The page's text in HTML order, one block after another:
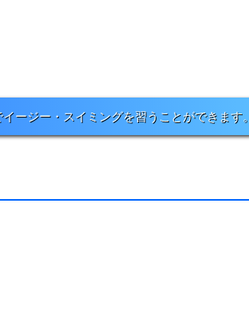
ージー・スイミングを習うことができます。